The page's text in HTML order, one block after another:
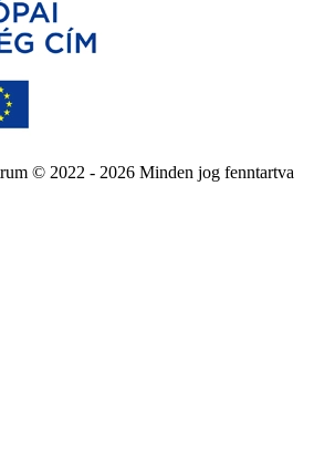
© 2022 - 2026 Minden jog fenntartva